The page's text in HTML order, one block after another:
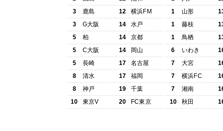
3
鹿島 12
横浜FM
3
G大阪 14
水戸
5
柏 14
京都
5
C大阪 14
岡山
5
長崎 17
名古屋
8
清水 17
福岡
8
神戸 19
千葉
10
東京V 20 FC東京
1
山形
1
藤枝
1
鳥栖
6
いわき
7
大宮
7
横浜FC
7
湘南
10
秋田